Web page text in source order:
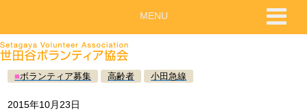
■ボランティア募集 高齢者 小田急線
2015年10月23日
MENU